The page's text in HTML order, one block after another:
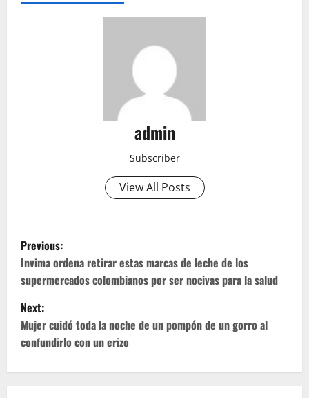
admin
Subscriber
View All Posts
P
o
s
t
n
Previous:
Invima ordena retirar estas marcas de leche de los
supermercados colombianos por ser nocivas para la salud
Next:
Mujer cuidó toda la noche de un pompón de un gorro al
confundirlo con un erizo